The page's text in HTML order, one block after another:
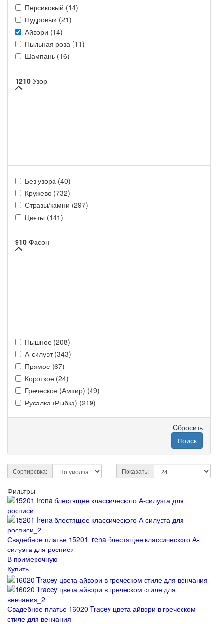
Персиковый (14)
Пудровый (21)
Айвори (14)
Пыльная роза (11)
Шампань (16)
1210 Узор
Без узора (40)
Кружево (732)
Стразы/камни (297)
Цветы (141)
910 Фасон
Пышное (208)
А-силуэт (343)
Прямое (67)
Короткое (24)
Греческое (Ампир) (49)
Русалка (Рыбка) (219)
Cбросить
Поиск
Сортировка: Показать:
Фильтры
Свадебное платье 15201 Irena блестящее классического А-
силуэта для росписи
В примерочную
Купить
Свадебное платье 16020 Tracey цвета айвори в греческом
стиле для венчания